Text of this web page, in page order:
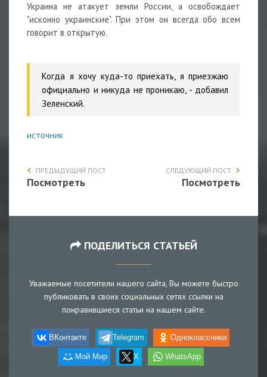
Украина не атакует земли России, а освобождает
"исконно украинские". При этом он всегда обо всем
говорит в открытую.
Когда я хочу куда-то приехать, я приезжаю
официально и никуда не проникаю, - добавил
Зеленский.
источник
ПРЕДЫДУЩИЙ ПОСТ
Посмотреть
СЛЕДУЮЩИЙ ПОСТ
Посмотреть
ПОДЕЛИТЬСЯ СТАТЬЕЙ
Уважаемые посетители нашего сайта, Вы можете быстро
публиковать в своих социальных сетях ссылки на
понравившиеся статьи на нашем сайте.
ВКонтакте Telegram Одноклассники
Мой Мир X WhatsApp